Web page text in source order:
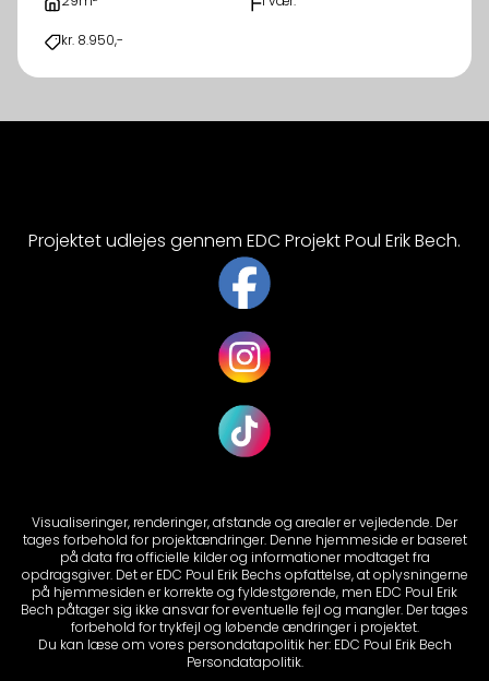
kr. 8.950,-
Projektet udlejes gennem EDC Projekt Poul Erik Bech.
Visualiseringer, renderinger, afstande og arealer er vejledende. Der
tages forbehold for projektændringer. Denne hjemmeside er baseret
på data fra officielle kilder og informationer modtaget fra
opdragsgiver. Det er EDC Poul Erik Bechs opfattelse, at oplysningerne
på hjemmesiden er korrekte og fyldestgørende, men EDC Poul Erik
Bech påtager sig ikke ansvar for eventuelle fejl og mangler. Der tages
forbehold for trykfejl og løbende ændringer i projektet.
Du kan læse om vores persondatapolitik her: EDC Poul Erik Bech
Persondatapolitik.